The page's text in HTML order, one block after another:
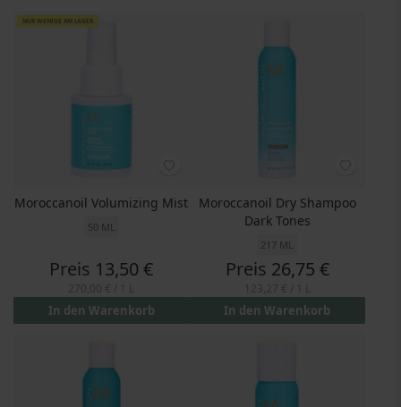
NUR WENIGE AM LAGER
Moroccanoil Volumizing Mist
50 ML
Preis 13,50 €
In den Warenkorb
Moroccanoil Dry Shampoo
Dark Tones
217 ML
Preis 26,75 €
In den Warenkorb